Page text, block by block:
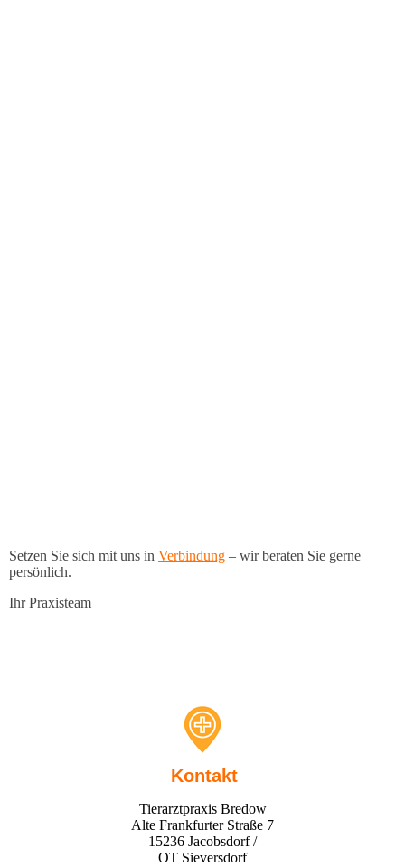
Setzen Sie sich mit uns in Verbindung – wir beraten Sie gerne
persönlich.
Ihr Praxisteam
Kontakt
Tierarztpraxis Bredow
Alte Frankfurter Straße 7
15236 Jacobsdorf /
OT Sieversdorf